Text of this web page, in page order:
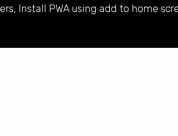
Install PWA using add to home